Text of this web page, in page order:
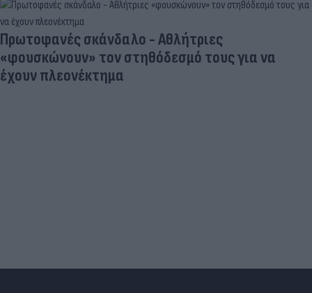
Πρωτοφανές σκάνδαλο - Aθλήτριες
«φουσκώνουν» τον στηθόδεσμό τους για να
έχουν πλεονέκτημα